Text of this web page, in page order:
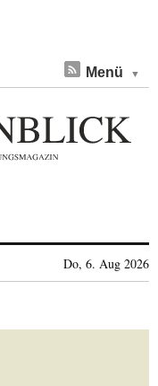
Menü
Do, 6. Aug 2026